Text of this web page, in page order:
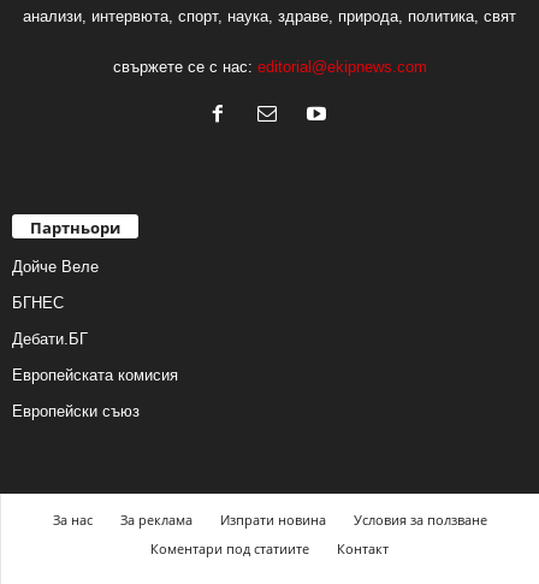
анализи, интервюта, спорт, наука, здраве, природа, политика, свят
свържете се с нас: editorial@ekipnews.com
Партньори
Дойче Веле
БГНЕС
Дебати.БГ
Европейската комисия
Европейски съюз
За нас За реклама Изпрати новина
Условия за ползване
Коментари под статиите
Контакт